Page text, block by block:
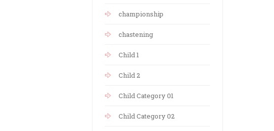
championship
chastening
Child 1
Child 2
Child Category 01
Child Category 02